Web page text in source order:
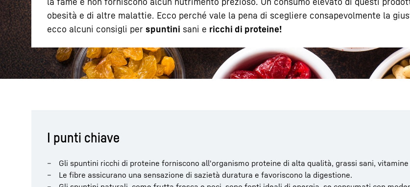
Maggiori informazioni sulla società Carriera in
obesità e di altre malattie. Ecco perché vale la pena di scegliere consapevolmente la
ecco alcuni consigli per spuntini sani e ricchi di proteine!
I punti chiave
Gli spuntini ricchi di proteine forniscono all'organismo proteine di alta qualità, grassi sani,
Le fibre assicurano una sensazione di sazietà duratura e favoriscono la digestione.